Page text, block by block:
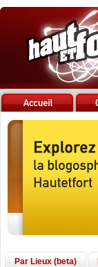
Par Lieux (beta)